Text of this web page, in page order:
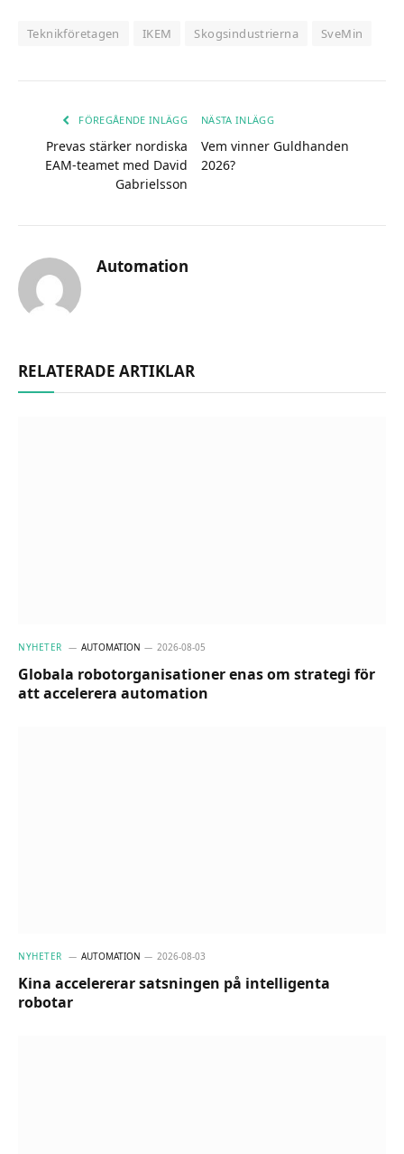
Teknikföretagen IKEM Skogsindustrierna SveMin
FÖREGÅENDE INLÄGG
Prevas stärker nordiska
EAM-teamet med David
Gabrielsson
NÄSTA INLÄGG
Vem vinner Guldhanden
2026?
Automation
RELATERADE ARTIKLAR
NYHETER AUTOMATION 2026-08-05
Globala robotorganisationer enas om strategi för
att accelerera automation
NYHETER AUTOMATION 2026-08-03
Kina accelererar satsningen på intelligenta
robotar